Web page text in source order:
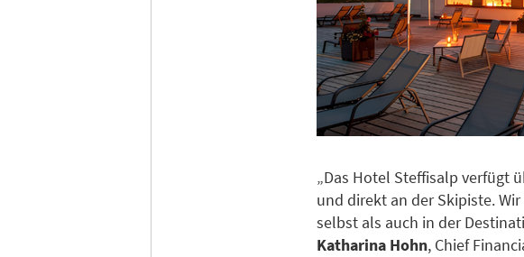
„Das Hotel Steffisalp verfügt
und direkt an der Skipiste.
selbst als auch in der
Katharina Hohn, Chief